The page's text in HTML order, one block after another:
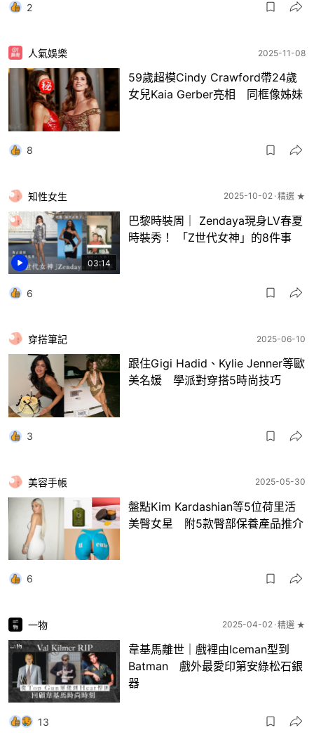
2
人氣娛樂 2025-11-08
59歲超模Cindy Crawford帶24歲
女兒Kaia Gerber亮相 同框像姊妹
8
03:14
知性女生 2025-10-02 精選 ★
巴黎時裝周｜ Zendaya現身LV春夏
時裝秀！ 「Z世代女神」的8件事
6
穿搭筆記 2025-06-10
跟住Gigi Hadid、Kylie Jenner等歐
美名媛 學派對穿搭5時尚技巧
3
美容手帳 2025-05-30
盤點Kim Kardashian等5位荷里活
美臀女星 附5款臀部保養產品推介
6
一物 2025-04-02 精選 ★
韋基馬離世｜戲裡由Iceman型到
Batman 戲外最愛印第安綠松石銀
器
13